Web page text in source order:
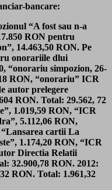
bancare:
“A fost sau n-a
RON pentru
14.463,50 RON. Pe
onorariile dlui
“onorariu simpozion, 26-
RON, “onorariu” ICR
autor prelegere
RON. Total: 29.562, 72
1.019,59 RON, “ICR
5.112,06 RON,
cartii La
1.174,20 RON, “ICR
Directia Relatii
32.900,78 RON. 2012:
RON. Total: 1.961,32